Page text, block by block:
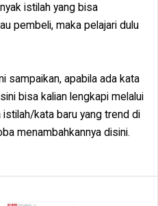
istilah yang bisa
pembeli, maka pelajari dulu
sampaikan, apabila ada kata
bisa kalian lengkapi melalui
istilah/kata baru yang trend di
menambahkannya disini.